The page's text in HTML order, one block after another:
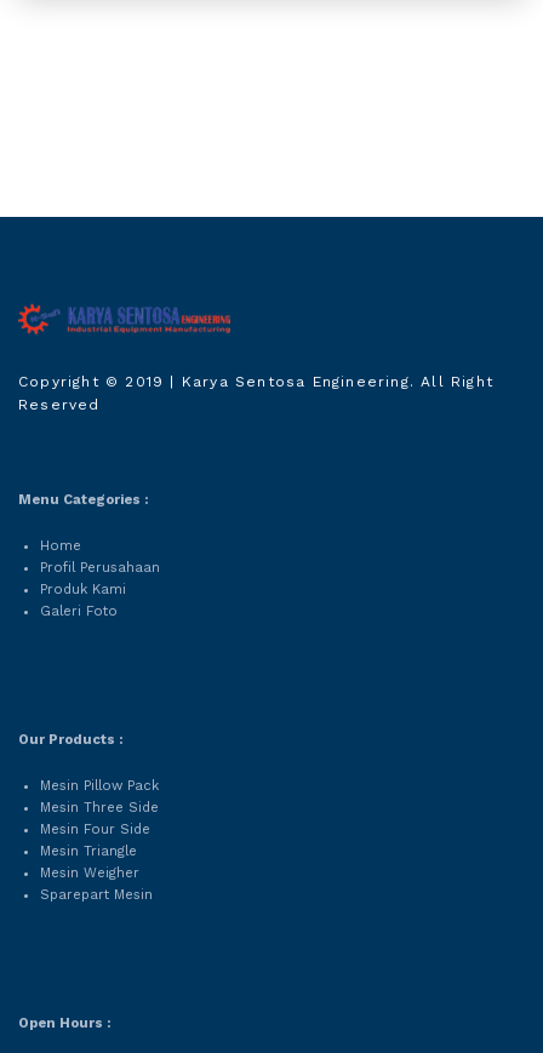
Engineering
Copyright © 2019
| Karya Sentosa Engineering. All Right
Reserved
Menu Categories :
Home
Profil Perusahaan
Produk Kami
Galeri Foto
Our Products :
Mesin Pillow Pack
Mesin Three Side
Mesin Four Side
Mesin Triangle
Mesin Weigher
Sparepart Mesin
Open Hours :